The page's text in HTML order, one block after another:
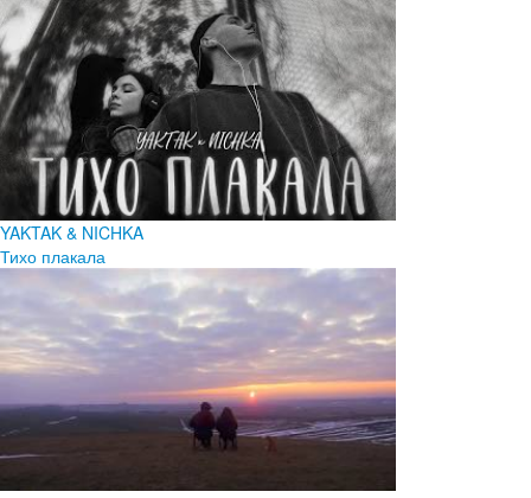
YAKTAK & NICHKA
Тихо плакала